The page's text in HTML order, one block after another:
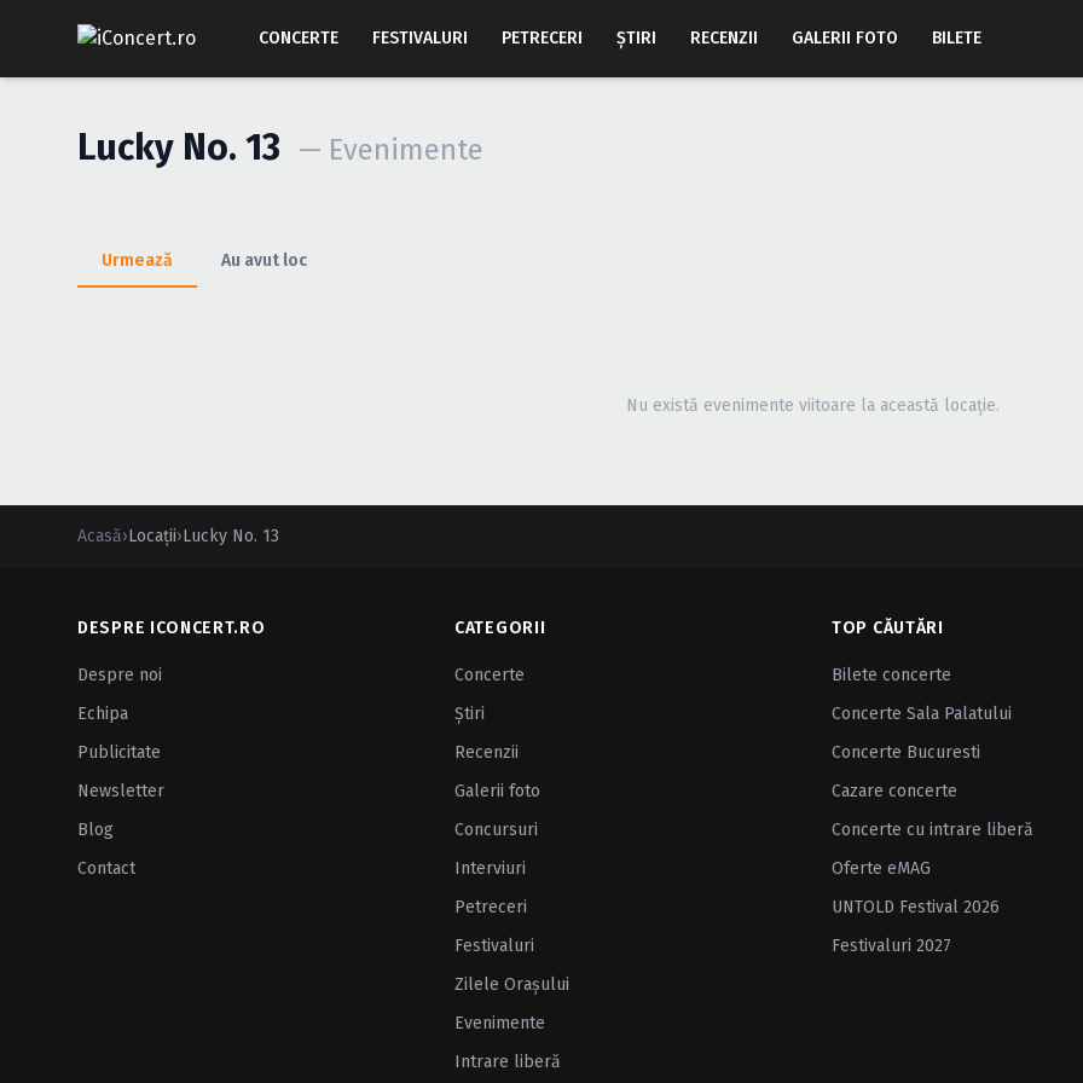
CONCERTE FESTIVALURI PETRECERI ŞTIRI RECENZII GALERII FOTO BILETE
Lucky No. 13 — Evenimente
Urmează Au avut loc
Nu există evenimente viitoare la această locație.
Acasă›Locații›Lucky No. 13
DESPRE ICONCERT.RO
Despre noi
Echipa
Publicitate
Newsletter
Blog
Contact
CATEGORII
Concerte
Ştiri
Recenzii
Galerii foto
Concursuri
Interviuri
Petreceri
Festivaluri
Zilele Oraşului
Evenimente
Intrare liberă
TOP CĂUTĂRI
Bilete concerte
Concerte Sala Palatului
Concerte Bucuresti
Cazare concerte
Concerte cu intrare liberă
Oferte eMAG
UNTOLD Festival 2026
Festivaluri 2027